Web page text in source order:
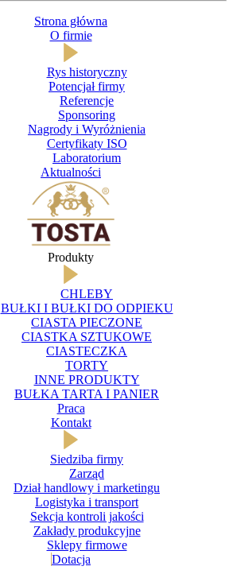
Strona główna
O firmie
Rys historyczny
Potencjał firmy
Referencje
Sponsoring
Nagrody i Wyróżnienia
Certyfikaty ISO
Laboratorium
Aktualności
Produkty
CHLEBY
BUŁKI I BUŁKI DO ODPIEKU
CIASTA PIECZONE
CIASTKA SZTUKOWE
CIASTECZKA
TORTY
INNE PRODUKTY
BUŁKA TARTA I PANIER
Praca
Kontakt
Siedziba firmy
Zarząd
Dział handlowy i marketingu
Logistyka i transport
Sekcja kontroli jakości
Zakłady produkcyjne
Sklepy firmowe
Dotacja